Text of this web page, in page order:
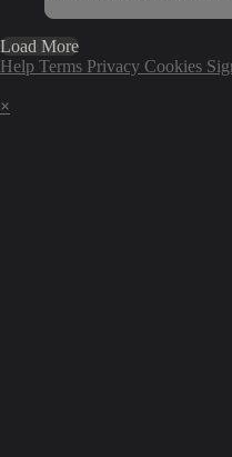
Load More
Help Terms Privacy Cookies
×